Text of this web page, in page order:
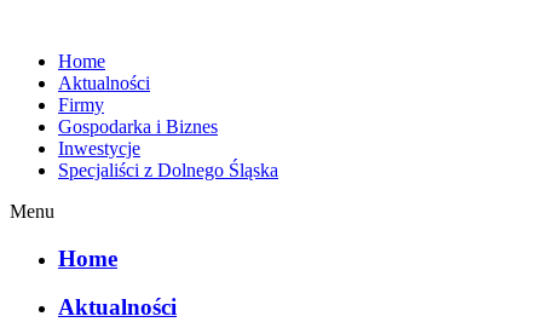
Home
Aktualności
Firmy
Gospodarka i Biznes
Inwestycje
Specjaliści z Dolnego Śląska
Menu
Home
Aktualności